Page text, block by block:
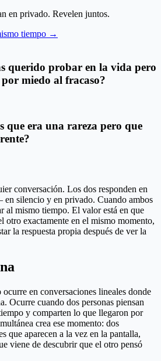
en privado. Revelen juntos.
tiempo →
querido probar en la vida pero
miedo al fracaso?
que era una rareza pero que
conversación. Los dos responden en
silencio y en privado. Cuando ambos
al mismo tiempo. El valor está en que
otro exactamente en el mismo momento,
la respuesta propia después de ver la
en conversaciones lineales donde
Ocurre cuando dos personas piensan
y comparten lo que llegaron por
crea ese momento: dos
que aparecen a la vez en la pantalla,
viene de descubrir que el otro pensó